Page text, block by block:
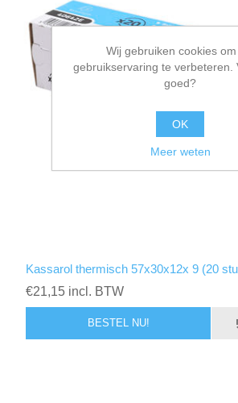
Kassarol thermisch 57x30x12x 9 (20
€21,15 incl. BTW
Wij gebruiken cookies
gebruikservaring te verbeteren.
goed?
OK
Meer weten